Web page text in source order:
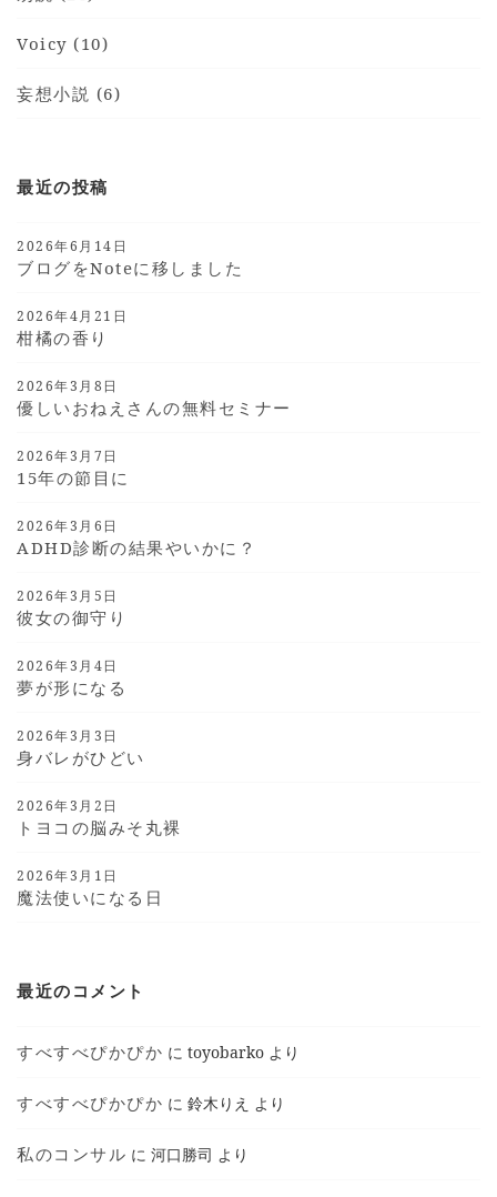
Voicy (10)
妄想小説 (6)
最近の投稿
2026年6月14日
ブログをnoteに移しました
2026年4月21日
柑橘の香り
2026年3月8日
優しいおねえさんの無料セミナー
2026年3月7日
15年の節目に
2026年3月6日
ADHD診断の結果やいかに？
2026年3月5日
彼女の御守り
2026年3月4日
夢が形になる
2026年3月3日
身バレがひどい
2026年3月2日
トヨコの脳みそ丸裸
2026年3月1日
魔法使いになる日
最近のコメント
すべすべぴかぴか にtoyobarko より
すべすべぴかぴか に鈴木りえ より
私のコンサル に河口勝司 より